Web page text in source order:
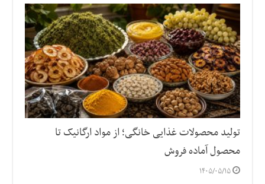
تولید محصولات غذایی خانگی؛ از مواد ارگانیک تا
محصول آماده فروش
۱۴۰۵/۰۵/۱۵